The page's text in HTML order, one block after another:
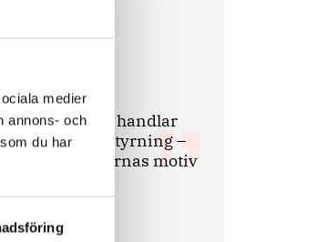
medier
annons- och
du har
9 juli 2026
Slutreplik:Det handlar
om kunskapsstyrning –
inte om forskarnas motiv
8 juli 2026